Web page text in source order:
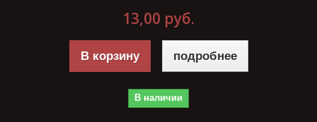
13,00 руб.
В корзину подробнее
В наличии